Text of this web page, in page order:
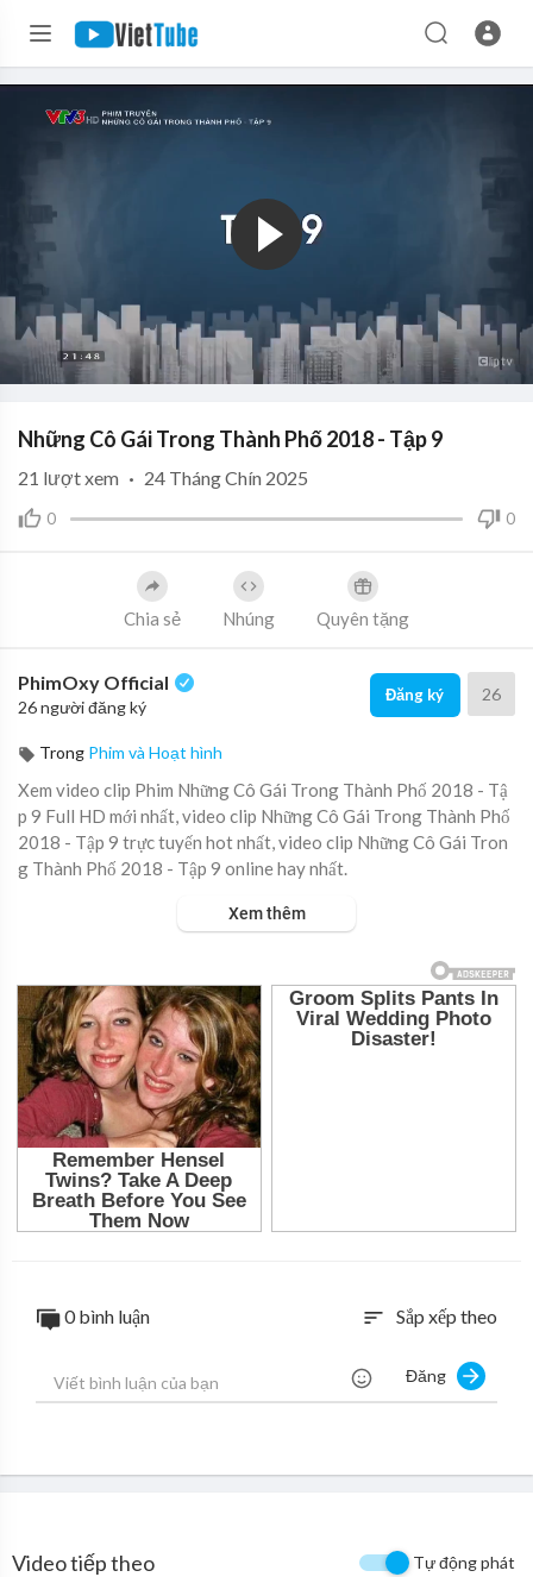
Những Cô Gái Trong Thành Phố 2018 - Tập 9
0 0
21 lượt xem · 24 Tháng Chín 2025
Chia sẻ Nhúng Quyên tặng
PhimOxy Official
26 người đăng ký
Đăng ký 26
Trong Phim và Hoạt hình
Xem video clip Phim Những Cô Gái Trong Thành Phố 2018 - Tậ
p 9 Full HD mới nhất, video clip Những Cô Gái Trong Thành Phố
2018 - Tập 9 trực tuyến hot nhất, video clip Những Cô Gái Tron
g Thành Phố 2018 - Tập 9 online hay nhất.
▶ Xem danh sách phát Full tập tại đây:
Xem thêm
0 bình luận sort Sắp xếp theo
Đăng
Video tiếp theo Tự động phát